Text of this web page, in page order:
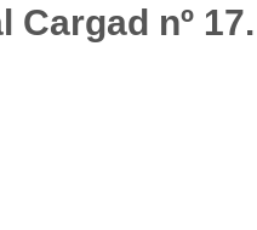
Cargad nº 17.